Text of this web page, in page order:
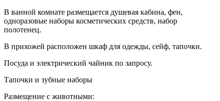
В ванной комнате размещается душевая кабина, фен,
одноразовые наборы косметических средств, набор
полотенец.
В прихожей расположен шкаф для одежды, сейф, тапочки.
Посуда и электрический чайник по запросу.
Тапочки и зубные наборы
Размещение с животными: